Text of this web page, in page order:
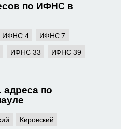
по ИФНС в
ИФНС 4 ИФНС 7
ИФНС 33 ИФНС 39
адреса по
Кировский